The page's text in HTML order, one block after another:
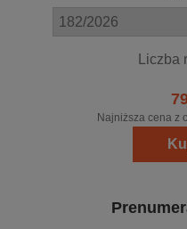
Liczba
Najniższa cena z